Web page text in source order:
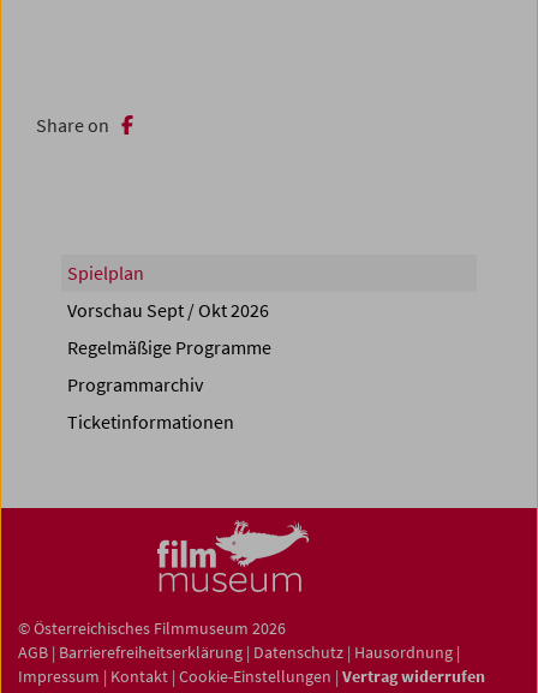
Share on
Spielplan
Vorschau Sept / Okt 2026
Regelmäßige Programme
Programmarchiv
Ticketinformationen
© Österreichisches Filmmuseum 2026
AGB | Barrierefreiheitserklärung | Datenschutz | Hausordnung |
Impressum | Kontakt | Cookie-Einstellungen | Vertrag widerrufen